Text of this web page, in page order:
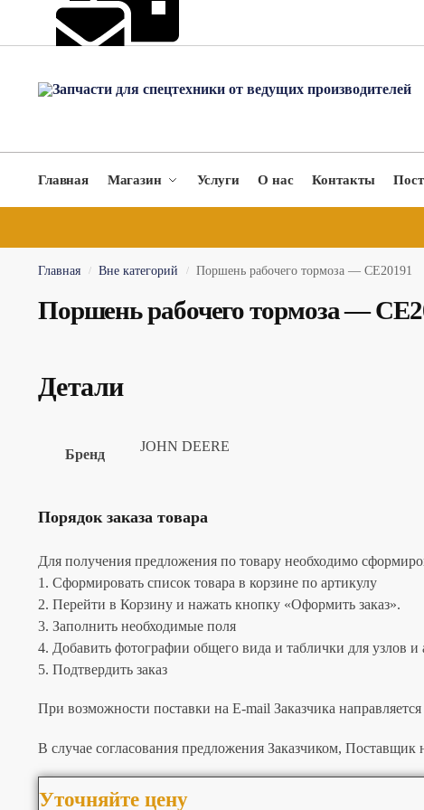
Главная Магазин Услуги О нас Контакты
Главная / Вне категорий / Поршень рабочего тормоза — CE20191
Поршень рабочего тормоза —
Детали
Бренд
JOHN DEERE
Порядок заказа товара
Для получения предложения по товару необходимо
1. Сформировать список товара в корзине по артикулу
2. Перейти в Корзину и нажать кнопку «Оформить заказ».
3. Заполнить необходимые поля
4. Добавить фотографии общего вида и таблички для узлов и
5. Подтвердить заказ
При возможности поставки на E-mail Заказчика
В случае согласования предложения Заказчиком,
Уточняйте цену